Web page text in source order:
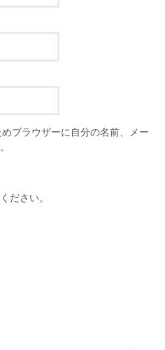
ブラウザーに自分の名前、メー
ださい。